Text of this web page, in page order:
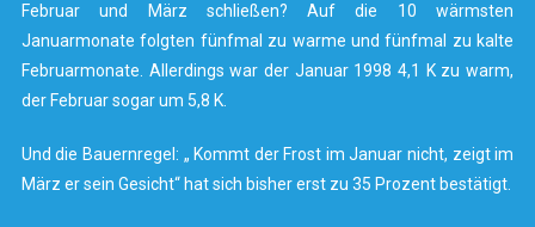
Februar und März schließen? Auf die 10 wärmsten
Januarmonate folgten fünfmal zu warme und fünfmal zu kalte
Februarmonate. Allerdings war der Januar 1998 4,1 K zu warm,
der Februar sogar um 5,8 K.
Und die Bauernregel: „ Kommt der Frost im Januar nicht, zeigt im
März er sein Gesicht“ hat sich bisher erst zu 35 Prozent bestätigt.